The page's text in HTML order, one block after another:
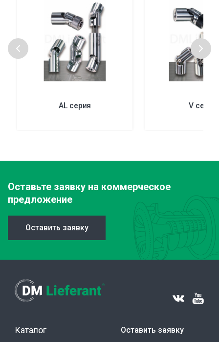
AL серия V серия
Оставьте заявку на коммерческое
предложение
Оставить заявку
Каталог Оставить заявку